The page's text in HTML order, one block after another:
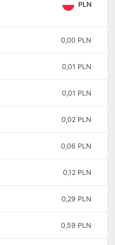
PLN
0,00 PLN
0,01 PLN
0,01 PLN
0,02 PLN
0,06 PLN
0,12 PLN
0,29 PLN
0,59 PLN